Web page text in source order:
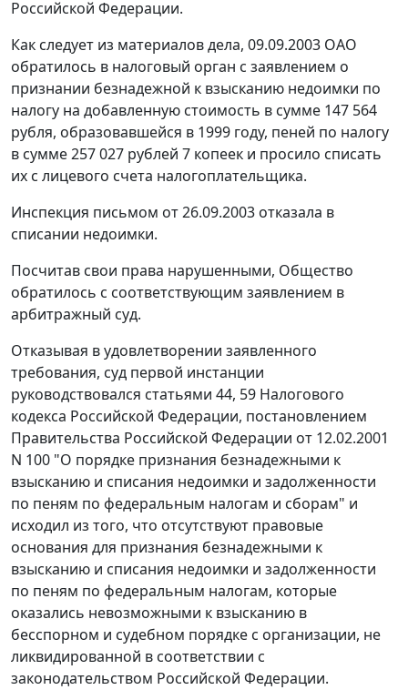
Российской Федерации.
Как следует из материалов дела, 09.09.2003 ОАО
обратилось в налоговый орган с заявлением о
признании безнадежной к взысканию недоимки по
налогу на добавленную стоимость в сумме 147 564
рубля, образовавшейся в 1999 году, пеней по налогу
в сумме 257 027 рублей 7 копеек и просило списать
их с лицевого счета налогоплательщика.
Инспекция письмом от 26.09.2003 отказала в
списании недоимки.
Посчитав свои права нарушенными, Общество
обратилось с соответствующим заявлением в
арбитражный суд.
Отказывая в удовлетворении заявленного
требования, суд первой инстанции
руководствовался статьями 44, 59 Налогового
кодекса Российской Федерации, постановлением
Правительства Российской Федерации от 12.02.2001
N 100 "О порядке признания безнадежными к
взысканию и списания недоимки и задолженности
по пеням по федеральным налогам и сборам" и
исходил из того, что отсутствуют правовые
основания для признания безнадежными к
взысканию и списания недоимки и задолженности
по пеням по федеральным налогам, которые
оказались невозможными к взысканию в
бесспорном и судебном порядке с организации, не
ликвидированной в соответствии с
законодательством Российской Федерации.